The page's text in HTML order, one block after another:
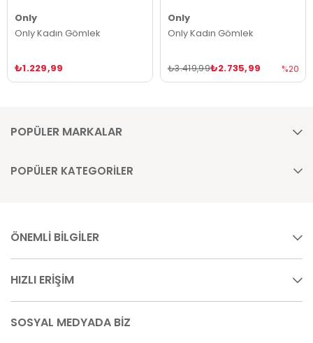
Only
Only Kadın Gömlek
₺1.229,99
Only
Only Kadın Gömlek
₺2.735,99
₺3.419,99 %20
POPÜLER MARKALAR
POPÜLER KATEGORİLER
ÖNEMLİ BİLGİLER
HIZLI ERİŞİM
SOSYAL MEDYADA BİZ